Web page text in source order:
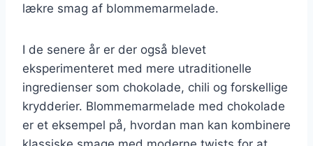
lækre smag af blommemarmelade.
I de senere år er der også blevet
eksperimenteret med mere utraditionelle
ingredienser som chokolade, chili og forskellige
krydderier. Blommemarmelade med chokolade
er et eksempel på, hvordan man kan kombinere